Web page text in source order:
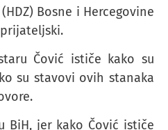
Bosne i Hercegovine
Čović ističe kako su
su stavovi ovih stanaka
jer kako Čović ističe